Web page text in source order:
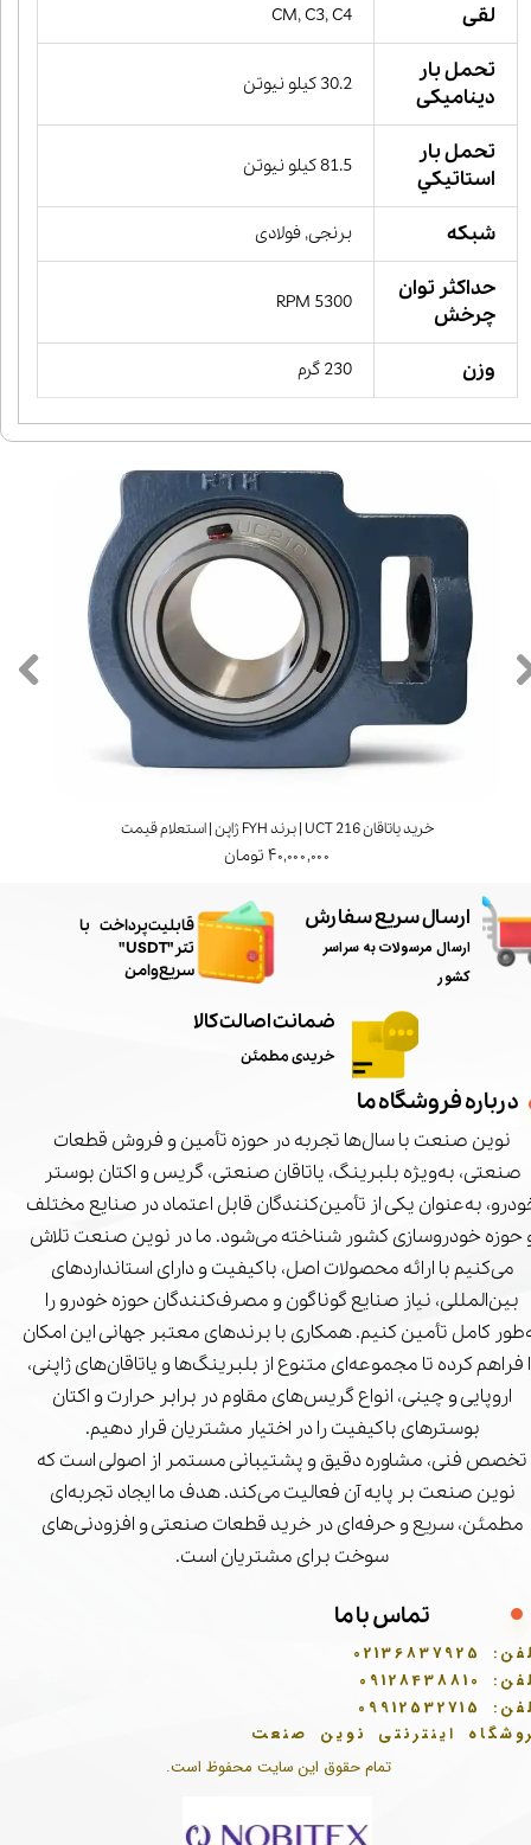
لقی CM, C3, C4
تحمل بار
دینامیکی
30.2 کیلو نیوتن
تحمل بار
استاتيكي
81.5 کیلو نیوتن
شبکه برنجی, فولادی
حداکثر توان
چرخش
5300 RPM
وزن 230 گرم
خرید یاتاقان UCT 216 | برند FYH ژاپن | استعلام قیمت
۴۰,۰۰۰,۰۰۰ تومان
تمام حقوق این سایت محفوظ است.
ارسال سریع سفارش
ارسال مرسولات به سراسر
کشور
ضمانت اصالت کالا
خریدی مطمئن
درباره فروشگاه ما
نوین صنعت با سال‌ها تجربه در حوزه تأمین و فروش قطعات
صنعتی، به‌ویژه بلبرینگ، یاتاقان صنعتی، گریس و اکتان بوستر
به‌عنوان یکی از تأمین‌کنندگان قابل اعتماد در صنایع مختلف
حوزه خودروسازی کشور شناخته می‌شود. ما در نوین صنعت تلاش
می‌کنیم با ارائه محصولات اصل، باکیفیت و دارای استانداردهای
بین‌المللی، نیاز صنایع گوناگون و مصرف‌کنندگان حوزه خودرو را
کامل تأمین کنیم. همکاری با برندهای معتبر جهانی این امکان
فراهم کرده تا مجموعه‌ای متنوع از بلبرینگ‌ها و یاتاقان‌های ژاپنی،
اروپایی و چینی، انواع گریس‌های مقاوم در برابر حرارت و اکتان
بوسترهای باکیفیت را در اختیار مشتریان قرار دهیم.
تخصص فنی، مشاوره دقیق و پشتیبانی مستمر از اصولی است که
نوین صنعت بر پایه آن فعالیت می‌کند. هدف ما ایجاد تجربه‌ای
مطمئن، سریع و حرفه‌ای در خرید قطعات صنعتی و افزودنی‌های
سوخت برای مشتریان است.
تماس با ما
02136837925
09128438810
09912532715
اینترنتی نوین صنعت
​قابلیت پرداخت با
تتر"USDT"
سریع و امن